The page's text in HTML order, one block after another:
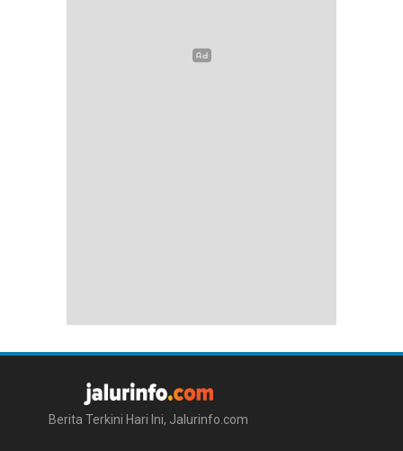
Berita Terkini Hari Ini, Jalurinfo.com